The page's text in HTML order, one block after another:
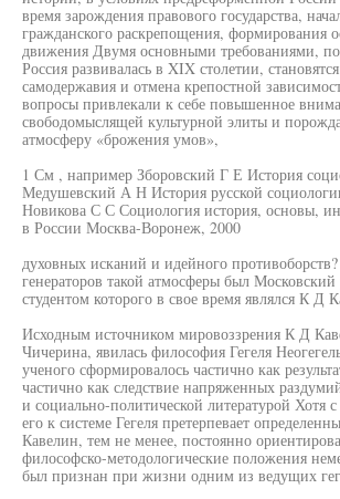
время зарождения правового государства,
гражданского раскрепощения, формирования
движения Двумя основными требованиями,
Россия развивалась в XIX столетии,
самодержавия и отмена крепостной
вопросы привлекали к себе повышенное
свободомыслящей культурной элиты и
атмосферу «брожения умов»,
1 См , например Зборовский Г Е История
Медушевский А Н История русской
Новикова С С Социология история, основы,
в России Москва-Воронеж, 2000
духовных исканий и идейного
генераторов такой атмосферы был Московский
студентом которого в свое время являлся К Д
Исходным источником мировоззрения К Д
Чичерина, явилась философия Гегеля
ученого сформировалось частично как
частично как следствие напряженных
и социально-политической литературой Хотя
его к системе Гегеля претерпевает
Кавелин, тем не менее, постоянно
философско-методологические положения
был признан при жизни одним из ведущих